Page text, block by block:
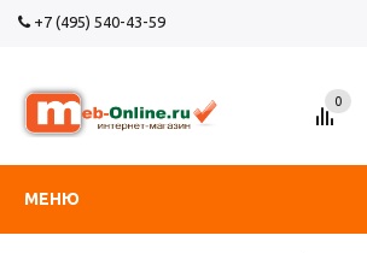
+7 (495) 540-43-59
МЕНЮ
0